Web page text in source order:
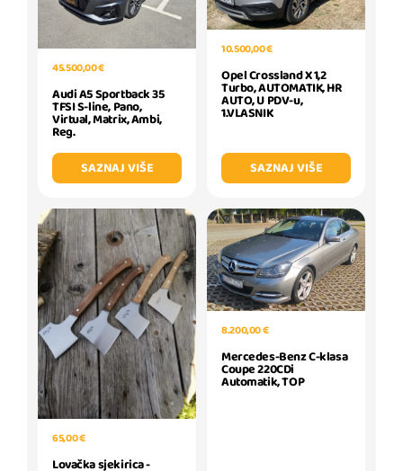
45.500,00 €
Audi A5 Sportback 35
TFSI S-line, Pano,
Virtual, Matrix, Ambi,
Reg.
SAZNAJ VIŠE
10.500,00 €
Opel Crossland X 1,2
Turbo, AUTOMATIK, HR
AUTO, U PDV-u,
1.VLASNIK
SAZNAJ VIŠE
65,00 €
Lovačka sjekirica -
8.200,00 €
Mercedes-Benz C-klasa
Coupe 220CDi
Automatik, TOP